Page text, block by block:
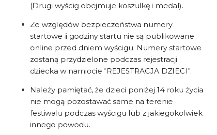
(Drugi wyścig obejmuje koszulkę i medal).
Ze względów bezpieczeństwa numery
startowe ii godziny startu nie są publikowane
online przed dniem wyścigu. Numery startowe
zostaną przydzielone podczas rejestracji
dziecka w namiocie "REJESTRACJA DZIECI".
Należy pamiętać, że dzieci poniżej 14 roku życia
nie mogą pozostawać same na terenie
festiwalu podczas wyścigu lub z jakiegokolwiek
innego powodu.